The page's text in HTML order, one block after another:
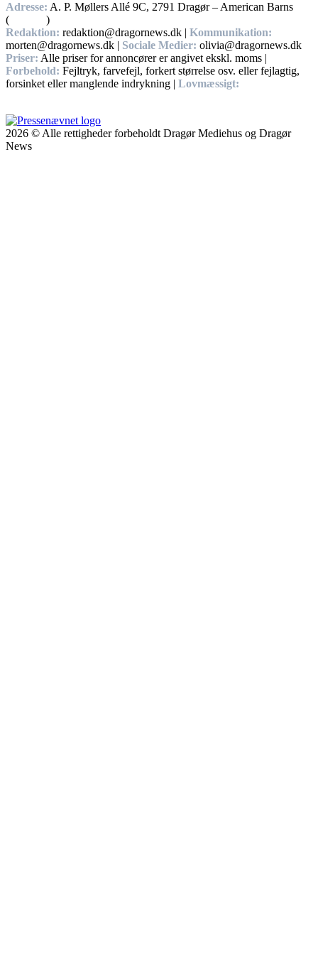
Adresse: A. P. Møllers Allé 9C, 2791 Dragør – American Barns
(
)
Redaktion: redaktion@dragornews.dk | Kommunikation:
morten@dragornews.dk | Sociale Medier: olivia@dragornews.dk
Priser: Alle priser for annoncører er angivet ekskl. moms |
Forbehold: Fejltryk, farvefejl, forkert størrelse osv. eller fejlagtig,
forsinket eller manglende indrykning | Lovmæssigt:
2026 © Alle rettigheder forbeholdt Dragør Mediehus og Dragør
News